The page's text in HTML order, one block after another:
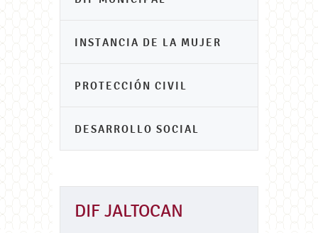
INSTANCIA DE LA MUJER
PROTECCIÓN CIVIL
DESARROLLO SOCIAL
DIF JALTOCAN